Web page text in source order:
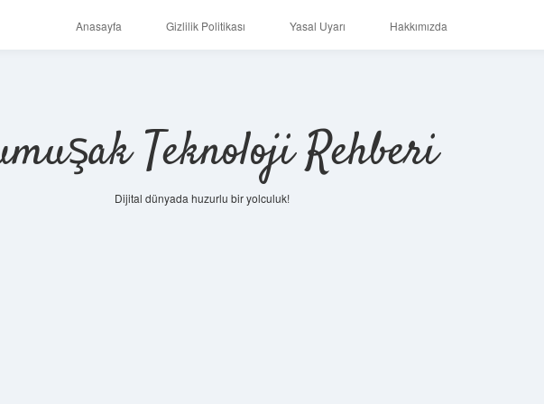
Anasayfa Gizlilik Politikası Yasal Uyarı Hakkımızda
Teknoloji Rehberi
Dijital dünyada huzurlu bir yolculuk!